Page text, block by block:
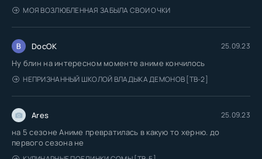
МОЯ ВОЗЛЮБЛЕННАЯ ЗАБЫЛА СВОИ ОЧКИ
DocOK 25.09.23
Ну блин на интересном моменте аниме кончилось
НЕПРИЗНАННЫЙ ШКОЛОЙ ВЛАДЫКА ДЕМОНОВ [ТВ-2]
Ares 25.09.23
на 5 сезоне Аниме превратилась в какую то херню. до
первого сезона не